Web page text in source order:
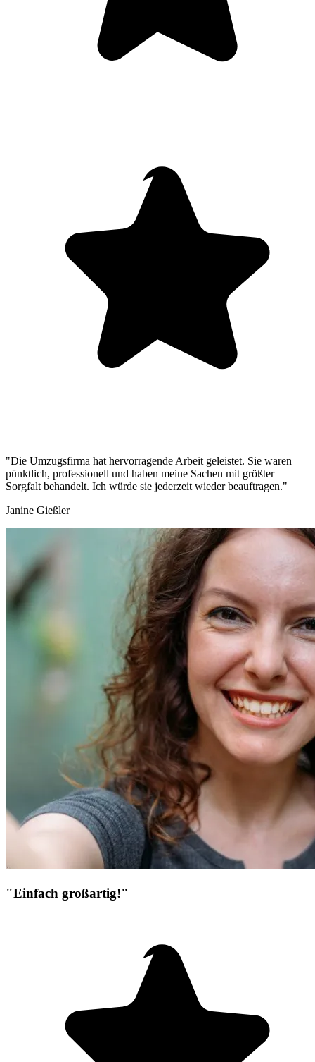
"Die Umzugsfirma hat hervorragende Arbeit geleistet. Sie waren
pünktlich, professionell und haben meine Sachen mit größter
Sorgfalt behandelt. Ich würde sie jederzeit wieder beauftragen."
Janine Gießler
"Einfach großartig!"